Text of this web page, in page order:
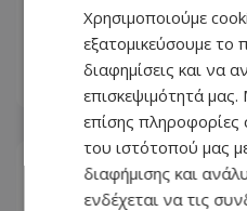
Αυτά είναι τα πιο
του κύκλου
08.08.2026 - 15:05
Χρησιμοποιούμε
εξατομικεύσουμε το
διαφημίσεις και να
επισκεψιμότητά
επίσης πληροφορίες
του ιστότοπού μας
διαφήμισης και
ενδέχεται να τις